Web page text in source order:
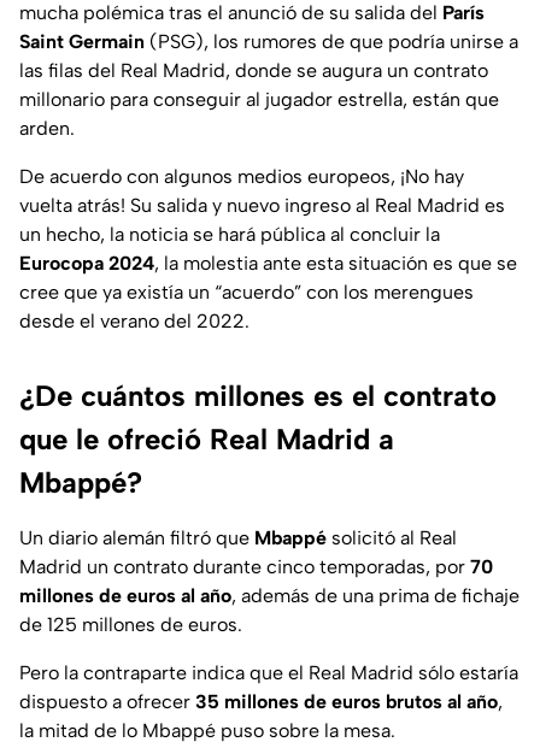
mucha polémica tras el anunció de su salida del París
Saint Germain (PSG), los rumores de que podría unirse a
las filas del Real Madrid, donde se augura un contrato
millonario para conseguir al jugador estrella, están que
arden.
De acuerdo con algunos medios europeos, ¡No hay
vuelta atrás! Su salida y nuevo ingreso al Real Madrid es
un hecho, la noticia se hará pública al concluir la
Eurocopa 2024, la molestia ante esta situación es que se
cree que ya existía un “acuerdo” con los merengues
desde el verano del 2022.
¿De cuántos millones es el contrato
que le ofreció Real Madrid a
Mbappé?
Un diario alemán filtró que Mbappé solicitó al Real
Madrid un contrato durante cinco temporadas, por 70
millones de euros al año, además de una prima de fichaje
de 125 millones de euros.
Pero la contraparte indica que el Real Madrid sólo estaría
dispuesto a ofrecer 35 millones de euros brutos al año,
la mitad de lo Mbappé puso sobre la mesa.